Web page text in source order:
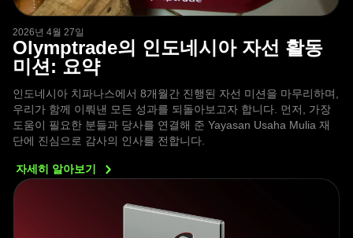
2026년 4월 27일
Olymptrade의 인도네시아 자선 활동
미션: 요약
인도네시아 치파나스에서 8개월간 진행된 자선 미션을 마무리하며,
우리가 함께 이뤄낸 모든 성과를 되돌아보고자 합니다. 먼저, 가장
도움이 필요한 분들과 당사를 연결해 준 Yayasan Usaha Mulia 재
단에 진심으로 감사의 인사를 전합니다.
자세히 알아보기